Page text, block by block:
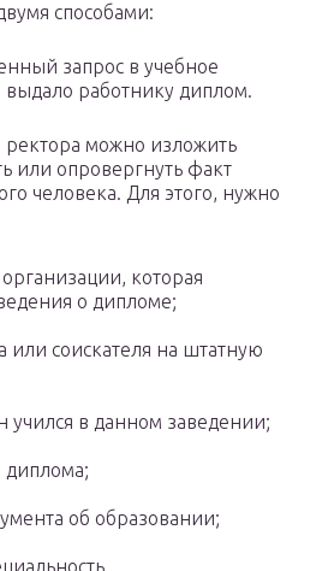
способами:
запрос в учебное
выдало работнику диплом.
можно изложить
или опровергнуть факт
человека. Для этого, нужно
которая
о дипломе;
соискателя на штатную
учился в данном заведении;
диплома;
об образовании;